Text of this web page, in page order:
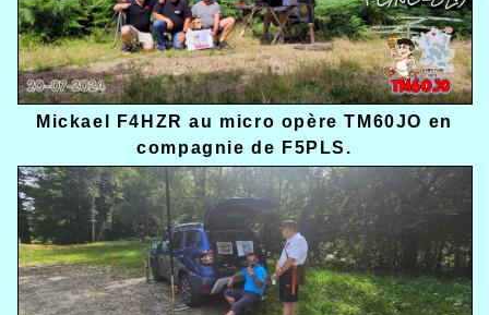
Mickael F4HZR au micro opère TM60JO en
compagnie de F5PLS.